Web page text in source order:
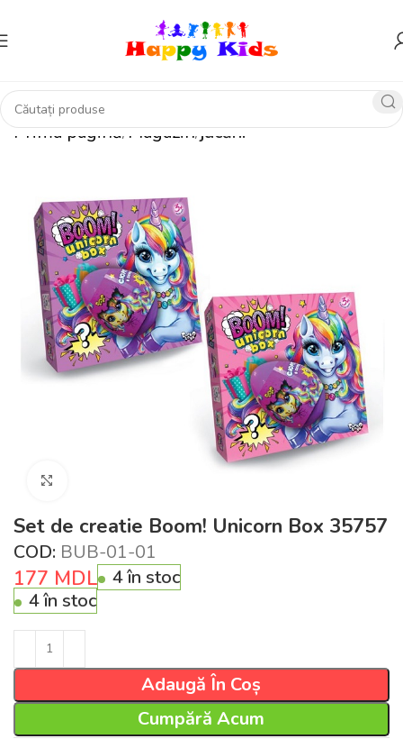
Prima pagină Magazin jucării
Set de creatie Boom! Unicorn Box 35757
COD: BUB-01-01
177 MDL
4 în stoc
4 în stoc
Adaugă În Coș
Cumpără Acum